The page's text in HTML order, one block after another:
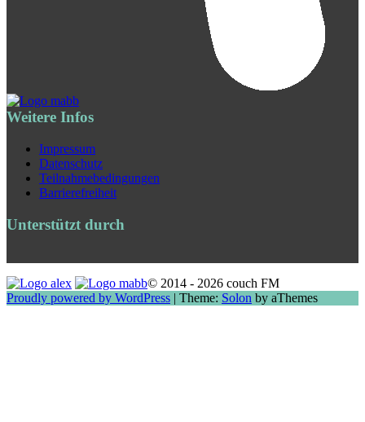
Weitere Infos
Impressum
Datenschutz
Teilnahmebedingungen
Barrierefreiheit
Unterstützt durch
© 2014 - 2026 couch FM
Proudly powered by WordPress | Theme: Solon by aThemes